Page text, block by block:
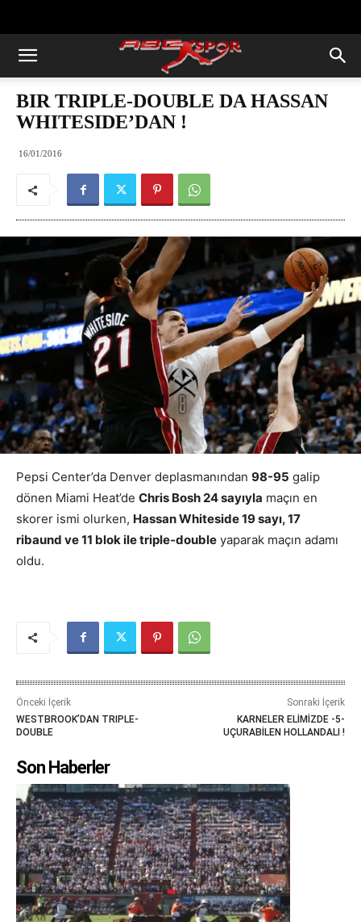
BIR TRIPLE-DOUBLE DA HASSAN
WHITESIDE’DAN !
16/01/2016
Pepsi Center’da Denver deplasmanından 98-95 galip
dönen Miami Heat’de Chris Bosh 24 sayıyla maçın en
skorer ismi olurken, Hassan Whiteside 19 sayı, 17
ribaund ve 11 blok ile triple-double yaparak maçın adamı
oldu.
Önceki İçerik
WESTBROOK’DAN TRIPLE-
DOUBLE
Sonraki İçerik
KARNELER ELİMİZDE -5-
UÇURABİLEN HOLLANDALI !
Son Haberler